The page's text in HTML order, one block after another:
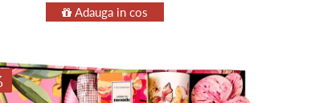
Adauga in cos